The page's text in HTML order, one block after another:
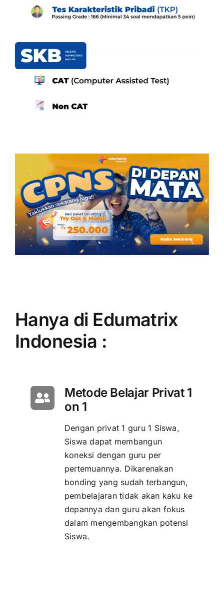
Hanya di Edumatrix
Indonesia :
Metode Belajar Privat 1
on 1
Dengan privat 1 guru 1 Siswa,
Siswa dapat membangun
koneksi dengan guru per
pertemuannya. Dikarenakan
bonding yang sudah terbangun,
pembelajaran tidak akan kaku ke
depannya dan guru akan fokus
dalam mengembangkan potensi
Siswa.